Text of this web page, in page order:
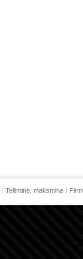
Tellimine, maksmine